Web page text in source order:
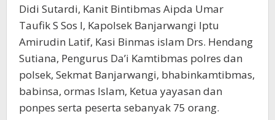
Didi Sutardi, Kanit Bintibmas Aipda Umar
Taufik S Sos I, Kapolsek Banjarwangi Iptu
Amirudin Latif, Kasi Binmas islam Drs. Hendang
Sutiana, Pengurus Da’i Kamtibmas polres dan
polsek, Sekmat Banjarwangi, bhabinkamtibmas,
babinsa, ormas Islam, Ketua yayasan dan
ponpes serta peserta sebanyak 75 orang.